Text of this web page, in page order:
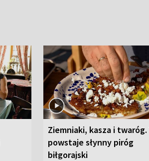
Ziemniaki, kasza i twaróg.
powstaje słynny piróg
biłgorajski